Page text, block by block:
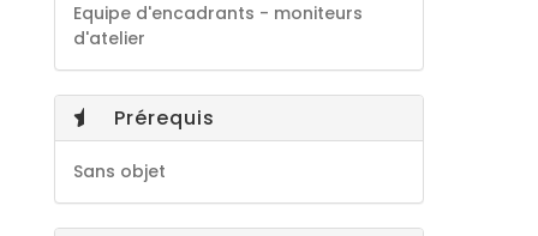
Equipe d'encadrants - moniteurs
d'atelier
Prérequis
Sans objet